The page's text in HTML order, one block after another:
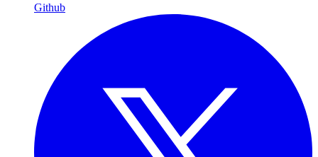
Github